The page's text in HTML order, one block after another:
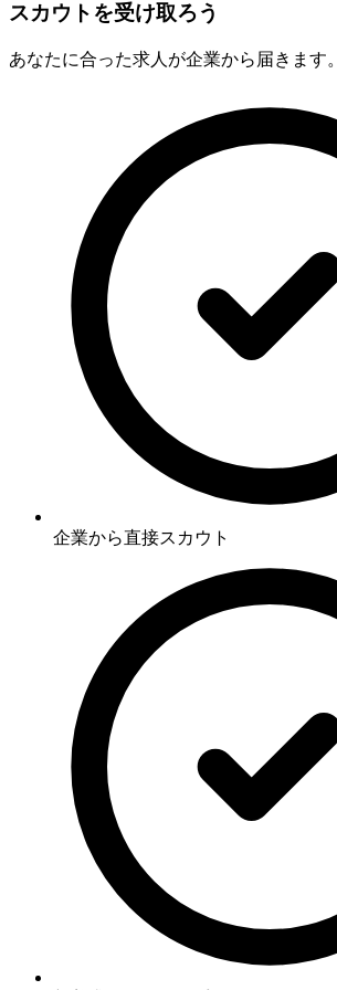
スカウトを受け取ろう
あなたに合った求人が企業から届きます。
企業から直接スカウト